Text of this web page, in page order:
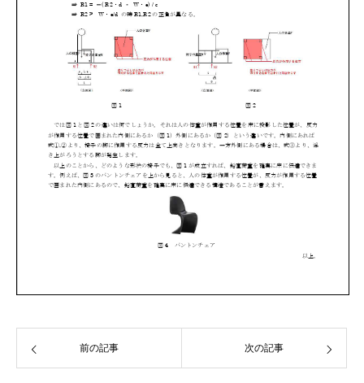
お問い合わせ
前の記事 次の記事